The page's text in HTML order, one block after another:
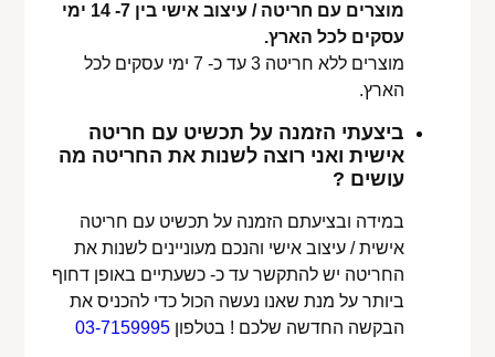
מוצרים עם חריטה / עיצוב אישי בין 7- 14 ימי
עסקים לכל הארץ.
מוצרים ללא חריטה 3 עד כ- 7 ימי עסקים לכל
הארץ.
ביצעתי הזמנה על תכשיט עם חריטה
אישית ואני רוצה לשנות את החריטה מה
עושים ?
במידה ובציעתם הזמנה על תכשיט עם חריטה
אישית / עיצוב אישי והנכם מעוניינים לשנות את
החריטה יש להתקשר עד כ- כשעתיים באופן דחוף
ביותר על מנת שאנו נעשה הכול כדי להכניס את
הבקשה החדשה שלכם ! בטלפון03-7159995